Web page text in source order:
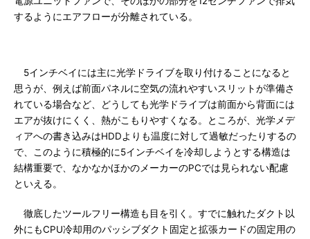
するようにエアフローが分離されている。
5インチベイには主に光学ドライブを取り付けることになると
思うが、例えば前面パネルに空気の流れやすいスリットが準備さ
れている場合など、どうしても光学ドライブは前面から背面には
エアが抜けにくく、熱がこもりやすくなる。ところが、光学メデ
ィアへの書き込みはHDDよりも温度に対して過敏だったりするの
で、このように積極的に5インチベイを冷却しようとする構造は
結構重要で、なかなかほかのメーカーのPCでは見られない配慮
といえる。
徹底したツールフリー構造も目を引く。すでに触れたダクト以
外にもCPU冷却用のパッシブダクト固定と拡張カードの固定用の